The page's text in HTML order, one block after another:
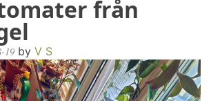
i Stockholms utkantfrån
19 by V S